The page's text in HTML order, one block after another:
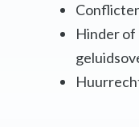
Hinder